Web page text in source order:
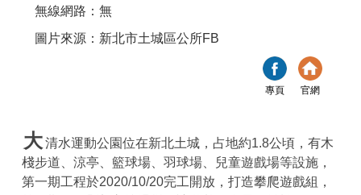
無線網路：無
圖片來源：新北市土城區公所FB
專頁 官網
大清水運動公園位在新北土城，占地約1.8公頃，有木
棧步道、涼亭、籃球場、羽球場、兒童遊戲場等設施，
第一期工程於2020/10/20完工開放，打造攀爬遊戲組，